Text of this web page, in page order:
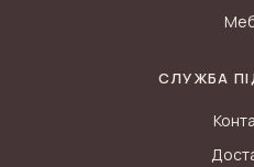
СЛУЖБА